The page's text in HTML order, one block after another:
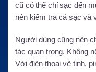
cũ có thể chỉ sạc đến
nên kiểm tra cả sạc và
Người dùng cũng nên
tác quan trọng. Không
Với điện thoại vệ tinh,